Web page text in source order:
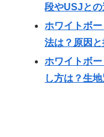
段やUSJとの
ホワイトボ
法は？原因
ホワイトボ
し方は？生